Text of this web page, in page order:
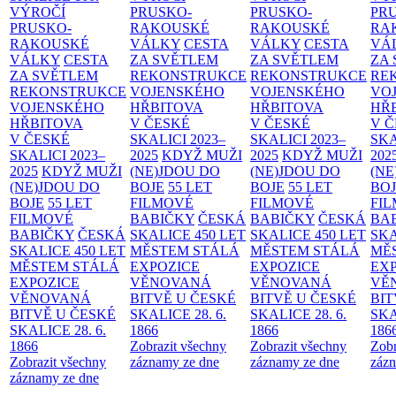
VÝROČÍ
PRUSKO-
RAKOUSKÉ
VÁLKY CESTA
ZA SVĚTLEM
REKONSTRUKCE
VOJENSKÉHO
HŘBITOVA
V ČESKÉ
SKALICI 2023–
2025 KDYŽ MUŽI
(NE)JDOU DO
BOJE 55 LET
FILMOVÉ
BABIČKY ČESKÁ
SKALICE 450 LET
MĚSTEM STÁLÁ
EXPOZICE
VĚNOVANÁ
BITVĚ U ČESKÉ
SKALICE 28. 6.
1866
Zobrazit všechny
záznamy ze dne
PRUSKO-
RAKOUSKÉ
VÁLKY CESTA
ZA SVĚTLEM
REKONSTRUKCE
VOJENSKÉHO
HŘBITOVA
V ČESKÉ
SKALICI 2023–
2025 KDYŽ MUŽI
(NE)JDOU DO
BOJE 55 LET
FILMOVÉ
BABIČKY ČESKÁ
SKALICE 450 LET
MĚSTEM STÁLÁ
EXPOZICE
VĚNOVANÁ
BITVĚ U ČESKÉ
SKALICE 28. 6.
1866
Zobrazit všechny
záznamy ze dne
PRUSKO-
RAKOUSKÉ
VÁLKY CESTA
ZA SVĚTLEM
REKONSTRUKCE
VOJENSKÉHO
HŘBITOVA
V ČESKÉ
SKALICI 2023–
2025 KDYŽ MUŽI
(NE)JDOU DO
BOJE 55 LET
FILMOVÉ
BABIČKY ČESKÁ
SKALICE 450 LET
MĚSTEM STÁLÁ
EXPOZICE
VĚNOVANÁ
BITVĚ U ČESKÉ
SKALICE 28. 6.
1866
Zobrazit všechny
záznamy ze dne
ZA
V